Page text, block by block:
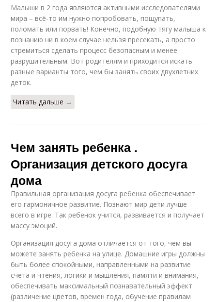
Малыши в 2 года являются активными исследователями
мира – всё-то им нужно попробовать, пощупать,
поломать или порвать! Конечно, подобную тягу малыша к
познанию ни в коем случае нельзя пресекать, а просто
стремиться сделать процесс безопасным и менее
разрушительным. Вот родителям и приходится искать
разные варианты того, чем бы занять своих двухлетних
деток.
Читать дальше →
Чем занять ребенка .
Организация детского досуга
дома
Правильная организация досуга ребенка обеспечивает
его гармоничное развитие. Познают мир дети лучше
всего в игре. Так ребенок учится, развивается и получает
массу эмоций.
Организация досуга дома отличается от того, чем вы
можете занять ребенка на улице. Домашние игры должны
быть более спокойными, направленными на развитие
счета и чтения, логики и мышления, памяти и внимания,
обеспечивать максимальный познавательный эффект
(различение цветов, времен года, обучение правилам